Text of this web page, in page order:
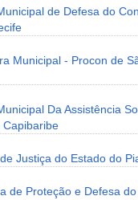
de Defesa do
Municipal - Procon de
Da Assistência
Capibaribe
Justiça do Estado do
de Proteção e Defesa